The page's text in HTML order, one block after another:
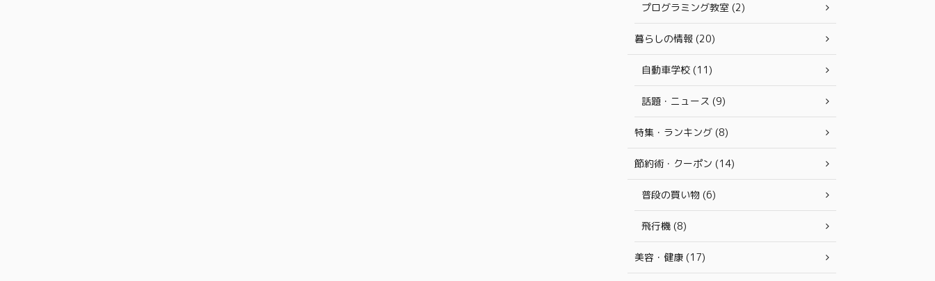
プログラミング教室 (2)
暮らしの情報 (20)
自動車学校 (11)
話題・ニュース (9)
特集・ランキング (8)
節約術・クーポン (14)
普段の買い物 (6)
飛行機 (8)
美容・健康 (17)